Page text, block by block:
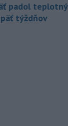
padol teplotný
týždňov